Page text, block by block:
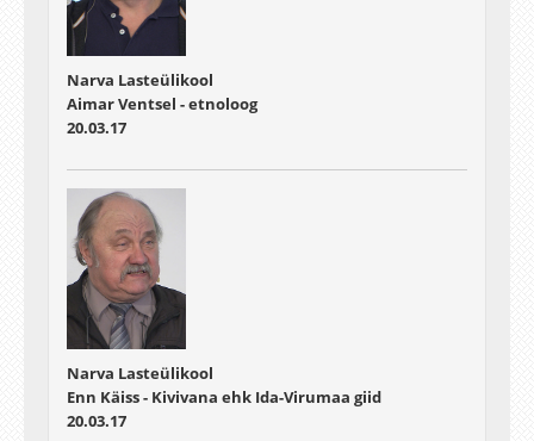
Narva Lasteülikool
Aimar Ventsel - etnoloog
20.03.17
Narva Lasteülikool
Enn Käiss - Kivivana ehk Ida-Virumaa giid
20.03.17